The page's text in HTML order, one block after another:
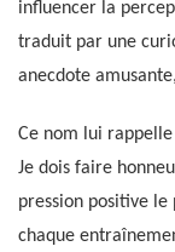
influencer la
traduit par une
anecdote
Ce nom lui
Je dois faire
pression positive
chaque